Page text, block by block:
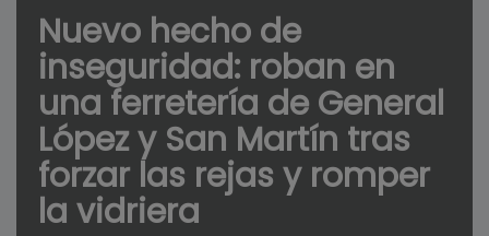
Nuevo hecho de
inseguridad: roban en
una ferretería de General
López y San Martín tras
forzar las rejas y romper
la vidriera